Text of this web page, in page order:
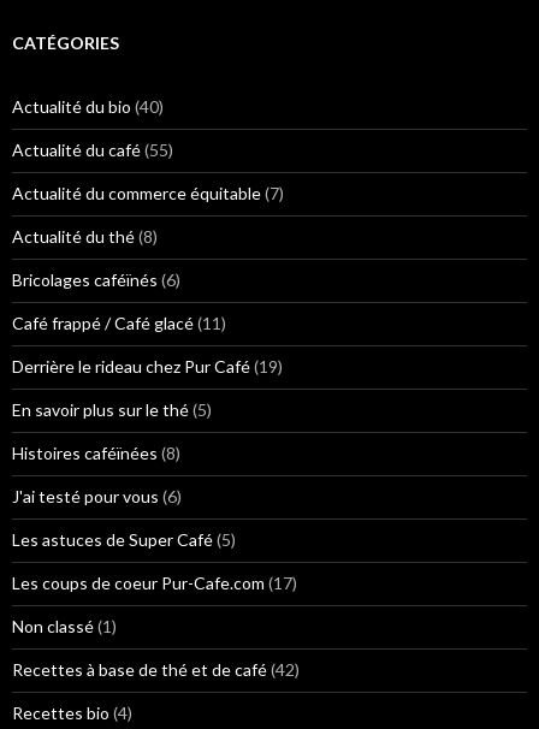
e
h
e
r
:
CATÉGORIES
Actualité du bio (40)
Actualité du café(55)
Actualité du commerce équitable(7)
Actualité du thé(8)
Bricolages caféïnés (6)
Café frappé / Café glacé(11)
Derrière le rideau chez Pur Café(19)
En savoir plus sur le thé(5)
Histoires caféïnées (8)
J'ai testé pour vous (6)
Les astuces de Super Café(5)
Les coups de coeur Pur-Cafe.com (17)
Non classé(1)
Recettes à base de thé et de café(42)
Recettes bio (4)